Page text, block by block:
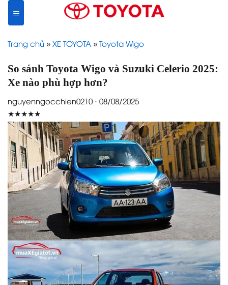
content
Trang chủ » XE TOYOTA » Toyota Wigo
So sánh Toyota Wigo và Suzuki Celerio 2025:
Xe nào phù hợp hơn?
nguyenngocchien0210 · 08/08/2025
★★★★★